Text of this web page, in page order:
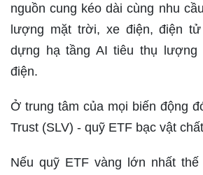
nguồn cung kéo dài cùng nhu
lượng mặt trời, xe điện, điện
dựng hạ tầng AI tiêu thụ lượng
điện.
Ở trung tâm của mọi biến động
Trust (SLV) - quỹ ETF bạc vật
Nếu quỹ ETF vàng lớn nhất thế